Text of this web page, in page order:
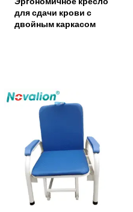
для сдачи крови с
двойным каркасом